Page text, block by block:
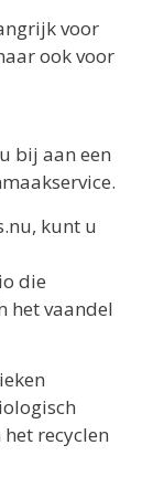
voor
ook voor
bij aan een
kunt u
die
het vaandel
recyclen